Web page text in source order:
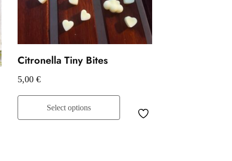
Citronella Tiny Bites
5,00 €
Select options